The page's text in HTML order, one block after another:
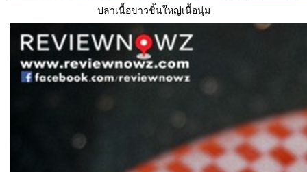
ปลาเนื้อขาวชิ้นใหญ่เนื้อนุ่ม